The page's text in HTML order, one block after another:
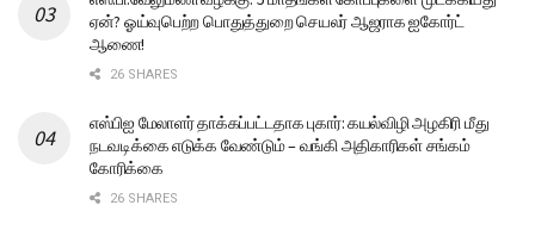
ஏன்? ஓய்வுபெற்ற பொதுத்துறை செயலர் ஆஜராக ஐகோர்ட்
ஆணை!
26 SHARES
எஸ்பிஐ மேலாளர் தாக்கப்பட்டதாக புகார்: கயல்விழி அழகிரி மீது
நடவடிக்கை எடுக்க வேண்டும் – வங்கி அதிகாரிகள் சங்கம்
கோரிக்கை
26 SHARES